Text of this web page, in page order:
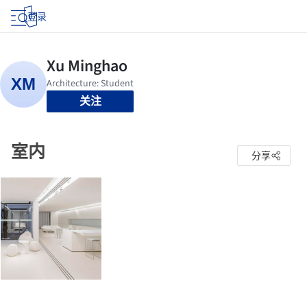
登录
关注
室内 分享